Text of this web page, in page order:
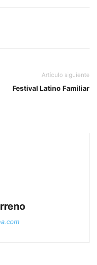
Artículo siguiente
Festival Latino Familiar